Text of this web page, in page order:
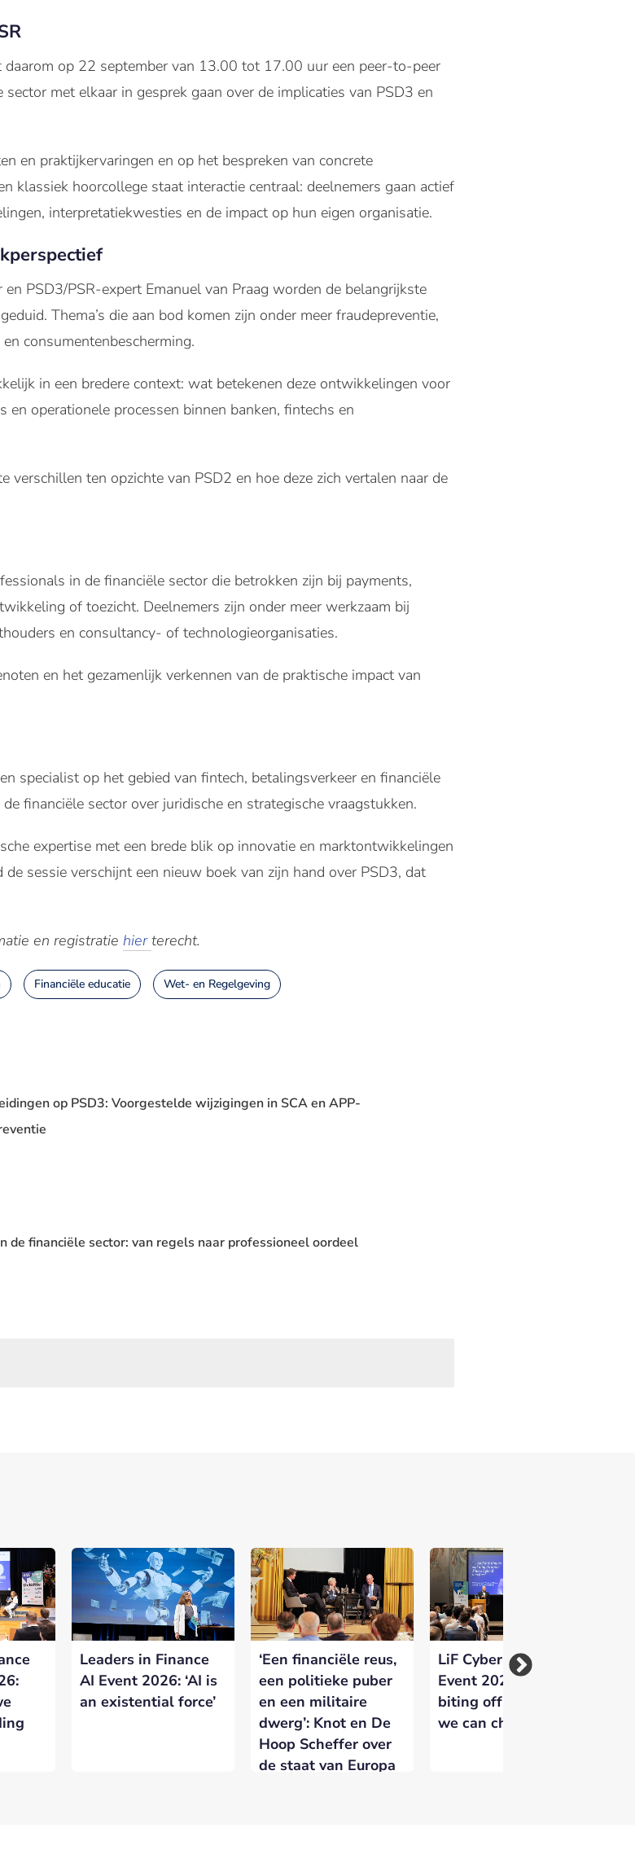
daarom op 22 september van 13.00 tot 17.00 uur een peer-to-peer
met elkaar in gesprek gaan over de implicaties van PSD3 en
en praktijkervaringen en op het bespreken van concrete
klassiek hoorcollege staat interactie centraal: deelnemers gaan actief
interpretatiekwesties en de impact op hun eigen organisatie.
PSD3/PSR-expert Emanuel van Praag worden de belangrijkste
Thema’s die aan bod komen zijn onder meer fraudepreventie,
consumentenbescherming.
in een bredere context: wat betekenen deze ontwikkelingen voor
en operationele processen binnen banken, fintechs en
verschillen ten opzichte van PSD2 en hoe deze zich vertalen naar de
in de financiële sector die betrokken zijn bij payments,
of toezicht. Deelnemers zijn onder meer werkzaam bij
en consultancy- of technologieorganisaties.
en het gezamenlijk verkennen van de praktische impact van
specialist op het gebied van fintech, betalingsverkeer en financiële
financiële sector over juridische en strategische vraagstukken.
expertise met een brede blik op innovatie en marktontwikkelingen
sessie verschijnt een nieuw boek van zijn hand over PSD3, dat
en registratie hierterecht.
Financiële educatie Wet- en Regelgeving
op PSD3: Voorgestelde wijzigingen in SCA en APP-
de financiële sector: van regels naar professioneel oordeel
Leaders in Finance
AI Event 2026: ‘AI is
an existential force’
‘Een financiële reus,
een politieke puber
en een militaire
dwerg’: Knot en De
Hoop Scheffer over
de staat van Europa
LiF Cyber Security
Event 2026: ‘We are
biting off more than
we can chew’